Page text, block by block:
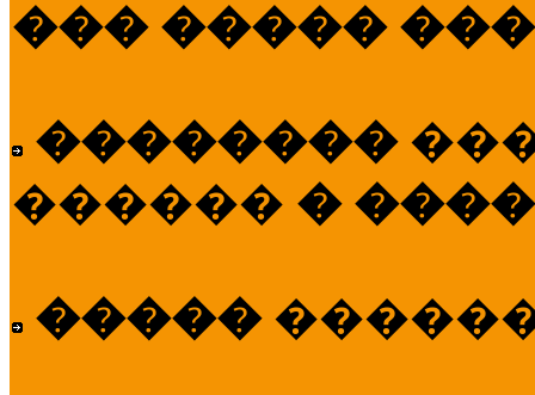
��� �����
��������
������ �
�����